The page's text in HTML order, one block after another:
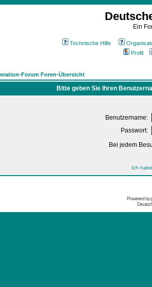
Ein
Technische Hilfe
Profil
Forum Foren-Übersicht
Bitte geben Sie Ihren
Benutzername:
Passwort:
Bei jedem
Ich
Powered by